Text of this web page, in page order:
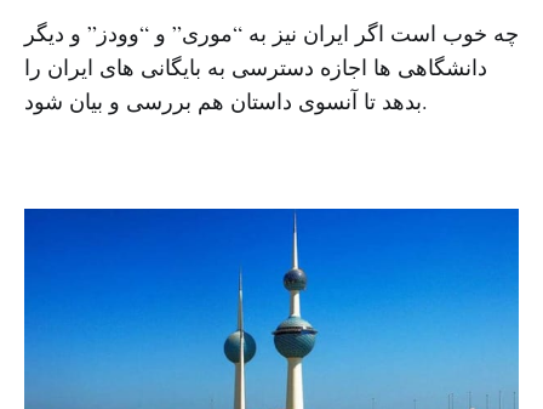
چه خوب است اگر ایران نیز به “موری” و “وودز” و دیگر
دانشگاهی ها اجازه دسترسی به بایگانی های ایران را
بدهد تا آنسوی داستان هم بررسی و بیان شود.